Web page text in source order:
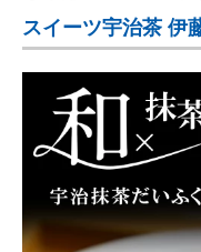
スイーツ宇治茶 伊